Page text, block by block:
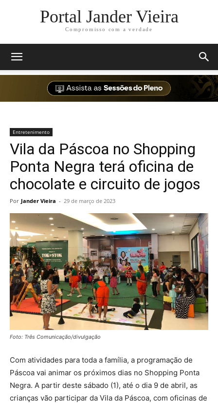
Portal Jander Vieira
Compromisso com a verdade
Entretenimento
Vila da Páscoa no Shopping
Ponta Negra terá oficina de
chocolate e circuito de jogos
Por Jander Vieira - 29 de março de 2023
Foto: Três Comunicação/divulgação
Com atividades para toda a família, a programação de
Páscoa vai animar os próximos dias no Shopping Ponta
Negra. A partir deste sábado (1), até o dia 9 de abril, as
crianças vão participar da Vila da Páscoa, com oficinas de